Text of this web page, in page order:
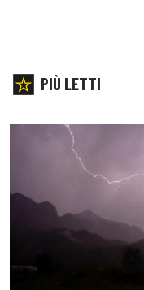
PIÙ LETTI